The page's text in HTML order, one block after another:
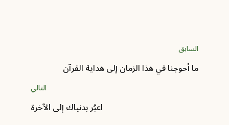
السابق
ما أحوجنا في هذا الزمان إلى هداية القرآن
التالي
اعبُر بدنياك إلى الآخرة